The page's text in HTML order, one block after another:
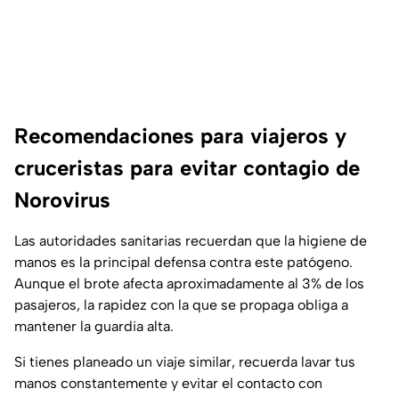
Recomendaciones para viajeros y
cruceristas para evitar contagio de
Norovirus
Las autoridades sanitarias recuerdan que la higiene de
manos es la principal defensa contra este patógeno.
Aunque el brote afecta aproximadamente al 3% de los
pasajeros, la rapidez con la que se propaga obliga a
mantener la guardia alta.
Si tienes planeado un viaje similar, recuerda lavar tus
manos constantemente y evitar el contacto con